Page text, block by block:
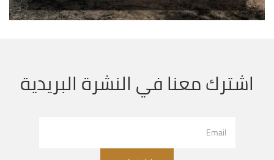
اشترك معنا في النشرة البريدية